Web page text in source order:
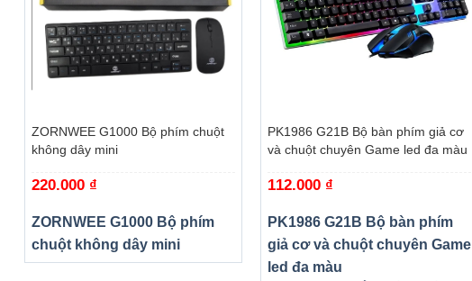
ZORNWEE G1000 Bộ phím chuột
không dây mini
220.000 ₫
ZORNWEE G1000 Bộ phím
chuột không dây mini
PK1986 G21B Bộ bàn phím giả cơ
và chuột chuyên Game led đa màu
112.000 ₫
PK1986 G21B Bộ bàn phím
giả cơ và chuột chuyên Game
led đa màu